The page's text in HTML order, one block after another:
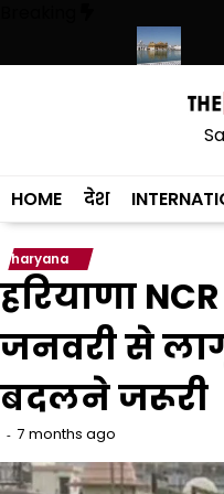
content
श्री गुरु हरिकृष्ण
HOME देश
haryana
हरियाणा
जनवरी से
बदलने जरूरी
7 months ago